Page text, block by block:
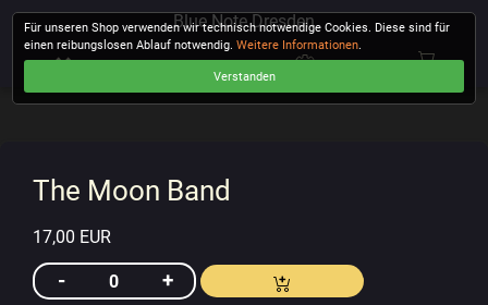
Blue Note Dresden
The Moon Band
17,00 EUR
Für unseren Shop verwenden wir technisch notwendige Cookies. Diese sind für
einen reibungslosen Ablauf notwendig.Weitere Informationen.
Verstanden